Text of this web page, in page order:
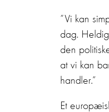
”Vi kan
dag.
den
at vi kan
handler.”
Et